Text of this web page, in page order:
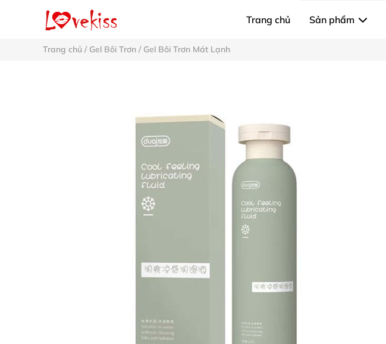
Trang chủ Sản phẩm
Trang chủ / Gel Bôi Trơn / Gel Bôi Trơn Mát Lạnh